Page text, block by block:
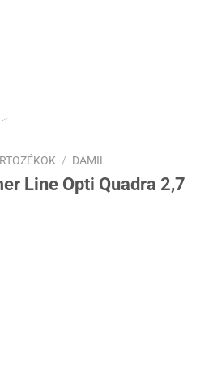
/ DAMIL
Line Opti Quadra 2,7